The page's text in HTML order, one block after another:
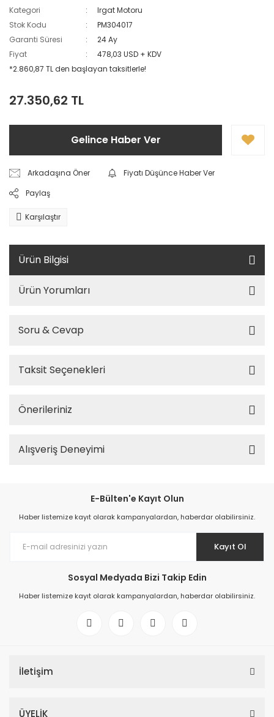
Kategori
Irgat Motoru
Stok Kodu
PM304017
Garanti Süresi
24 Ay
Fiyat
478,03 USD + KDV
*2.860,87 TL den başlayan taksitlerle!
27.350,62 TL
Gelince Haber Ver
Arkadaşına Öner
Fiyatı Düşünce Haber Ver
Paylaş
Karşılaştır
Ürün Bilgisi
Ürün Yorumları
Soru & Cevap
Taksit Seçenekleri
Önerileriniz
Alışveriş Deneyimi
E-Bülten'e Kayıt Olun
Haber listemize kayıt olarak kampanyalardan, haberdar olabilirsiniz.
Kayıt Ol
Sosyal Medyada Bizi Takip Edin
Haber listemize kayıt olarak kampanyalardan, haberdar olabilirsiniz.
İletişim
ÜYELİK